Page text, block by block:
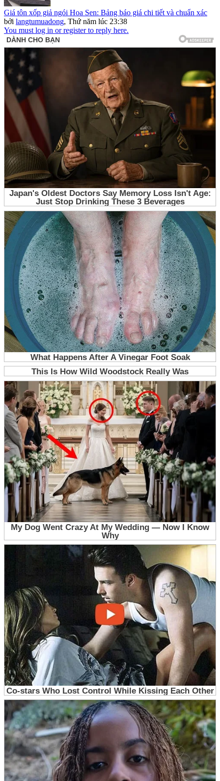
Giá tôn xốp giả ngói Hoa Sen: Bảng báo giá chi tiết và chuẩn xác
bởi langtumuadong, Thứ năm lúc 23:38
You must log in or register to reply here.